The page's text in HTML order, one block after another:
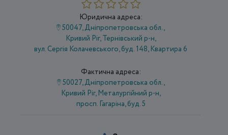
Юридична адреса:
50047, Дніпропетровська обл.,
Кривий Ріг, Тернівський р-н,
вул. Сергія Колачевського, буд. 148, Квартира 6
Фактична адреса:
50027, Дніпропетровська обл.,
Кривий Ріг, Металургійний р-н,
просп. Гагаріна, буд. 5